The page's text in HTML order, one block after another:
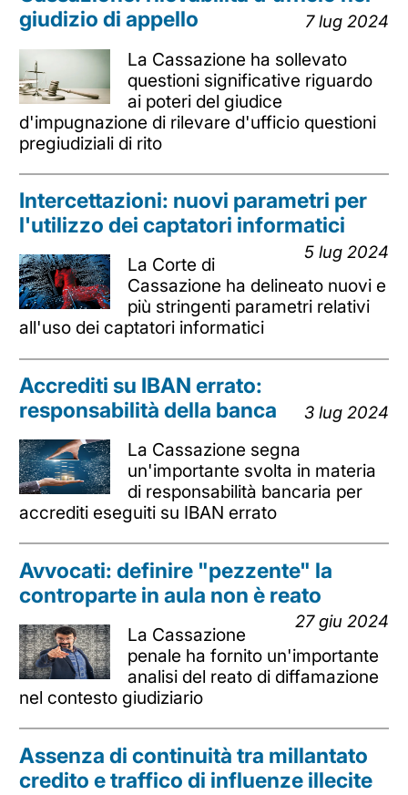
giudizio di appello
7 lug 2024
La Cassazione ha sollevato
questioni significative riguardo
ai poteri del giudice
d'impugnazione di rilevare d'ufficio questioni
pregiudiziali di rito
Intercettazioni: nuovi parametri per
l'utilizzo dei captatori informatici
5 lug 2024
La Corte di
Cassazione ha delineato nuovi e
più stringenti parametri relativi
all'uso dei captatori informatici
Accrediti su IBAN errato:
responsabilità della banca
3 lug 2024
La Cassazione segna
un'importante svolta in materia
di responsabilità bancaria per
accrediti eseguiti su IBAN errato
Avvocati: definire "pezzente" la
controparte in aula non è reato
27 giu 2024
La Cassazione
penale ha fornito un'importante
analisi del reato di diffamazione
nel contesto giudiziario
Assenza di continuità tra millantato
credito e traffico di influenze illecite